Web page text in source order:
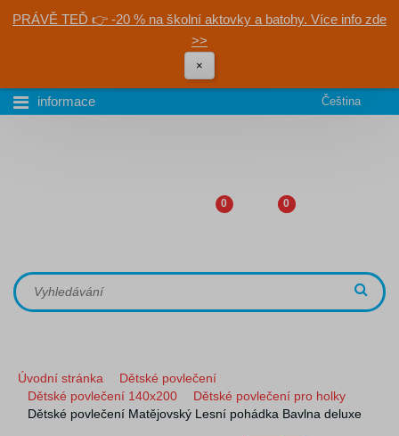
PRÁVĚ TEĎ 👉 -20 % na školní aktovky a batohy. Více info zde
>>
×
informace Čeština
0 0
Úvodní stránka
Dětské povlečení
Dětské povlečení 140x200
Dětské povlečení pro holky
Dětské povlečení Matějovský Lesní pohádka Bavlna deluxe